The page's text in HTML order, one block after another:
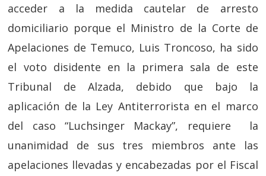
acceder a la medida cautelar de arresto
domiciliario porque el Ministro de la Corte de
Apelaciones de Temuco, Luis Troncoso, ha sido
el voto disidente en la primera sala de este
Tribunal de Alzada, debido que bajo la
aplicación de la Ley Antiterrorista en el marco
del caso “Luchsinger Mackay”, requiere la
unanimidad de sus tres miembros ante las
apelaciones llevadas y encabezadas por el Fiscal